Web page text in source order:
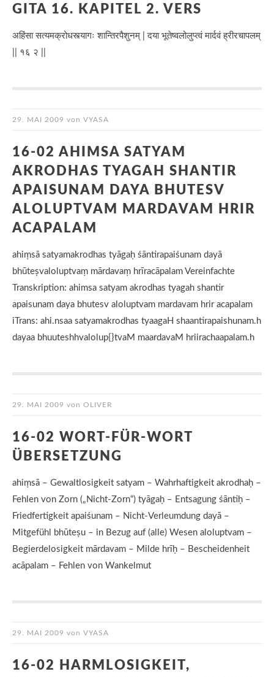
GITA 16. KAPITEL 2. VERS
अहिंसा सत्यमक्रोधस्त्यागः शान्तिरपैशुनम् | दया भूतेष्वलोलुप्त्वं मार्दवं ह्रीरचापलम्
|| १६ २ ||
29. MAI 2009 von VYASA
16-02 AHIMSA SATYAM
AKRODHAS TYAGAH SHANTIR
APAISUNAM DAYA BHUTESV
ALOLUPTVAM MARDAVAM HRIR
ACAPALAM
ahiṃsā satyamakrodhas tyāgaḥ śāntirapaiśunam dayā
bhūteṣvaloluptvaṃ mārdavaṃ hrīracāpalam Vereinfachte
Transkription: ahimsa satyam akrodhas tyagah shantir
apaisunam daya bhutesv aloluptvam mardavam hrir acapalam
iTrans: ahi.nsaa satyamakrodhas tyaagaH shaantirapaishunam.h
dayaa bhuuteshhvalolup{}tvaM maardavaM hriirachaapalam.h
29. MAI 2009 von OLIVER
16-02 WORT-FÜR-WORT
ÜBERSETZUNG
ahiṃsā – Gewaltlosigkeit satyam – Wahrhaftigkeit akrodhaḥ –
Fehlen von Zorn („Nicht-Zorn“) tyāgaḥ – Entsagung śāntiḥ –
Friedfertigkeit apaiśunam – Nicht-Verleumdung dayā –
Mitgefühl bhūteṣu – in Bezug auf (alle) Wesen aloluptvam –
Begierdelosigkeit mārdavam – Milde hrīḥ – Bescheidenheit
acāpalam – Fehlen von Wankelmut
29. MAI 2009 von VYASA
16-02 HARMLOSIGKEIT,